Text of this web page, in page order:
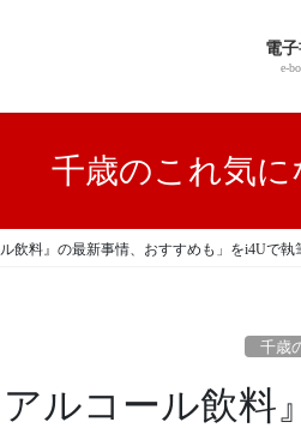
電
e-
千歳のこれ気に
飲料』の最新事情、おすすめも」をi4Uで執
千歳
ルコール飲料